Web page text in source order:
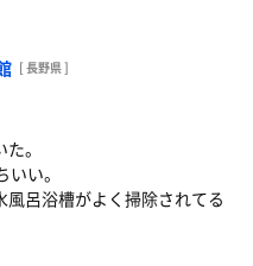
[ 長野県 ]
。
い。
呂浴槽がよく掃除されてる